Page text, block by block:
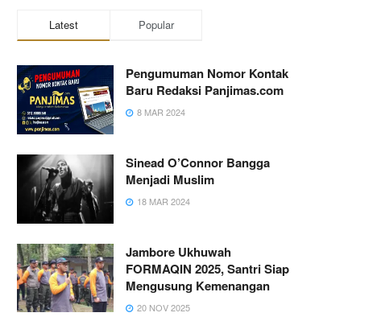
Latest Popular
Pengumuman Nomor Kontak
Baru Redaksi Panjimas.com
8 MAR 2024
Sinead O’Connor Bangga
Menjadi Muslim
18 MAR 2024
Jambore Ukhuwah
FORMAQIN 2025, Santri Siap
Mengusung Kemenangan
20 NOV 2025